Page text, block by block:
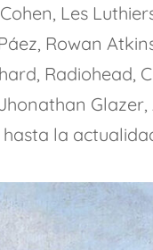
Les
Rowan
Radiohead,
la